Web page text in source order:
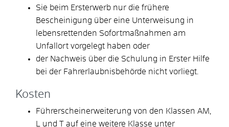
Sie beim Ersterwerb nur die frühere
Bescheinigung über eine Unterweisung in
lebensrettenden Sofortmaßnahmen am
Unfallort vorgelegt haben oder
der Nachweis über die Schulung in Erster Hilfe
bei der Fahrerlaubnisbehörde nicht vorliegt.
Kosten
Führerscheinerweiterung von den Klassen AM,
L und T auf eine weitere Klasse unter